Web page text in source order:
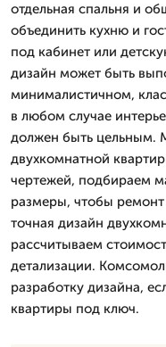
отдельная спальня и
объединить кухню и
под кабинет или
дизайн может быть
минималистичном,
в любом случае
должен быть цельным.
двухкомнатной
чертежей, подбираем
размеры, чтобы
точная дизайн
рассчитываем
детализации.
разработку дизайна,
квартиры под ключ.